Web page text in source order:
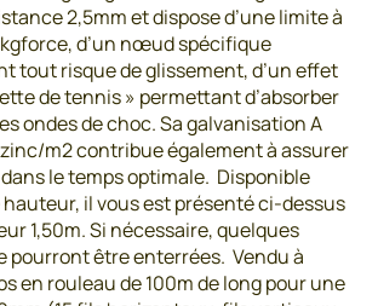
2,5mm et dispose d’une limite à
d’un nœud spécifique
tout risque de glissement, d’un effet
de tennis » permettant d’absorber
ondes de choc. Sa galvanisation A
m2 contribue également à assurer
le temps optimale. Disponible
il vous est présenté ci-dessus
1,50m. Si nécessaire, quelques
pourront être enterrées. Vendu à
en rouleau de 100m de long pour une